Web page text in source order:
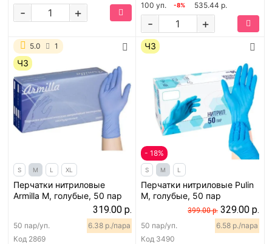
+
-
100 уп.
-8% 535.44 р.
+
-
5.0 1
ЧЗ
S M L XL
Перчатки нитриловые
Armilla M, голубые, 50 пар
319.00 р.
Код 2869
50 пар/уп. 6.38 р./пара
ЧЗ
- 18%
S M L
Перчатки нитриловые Pulin
M, голубые, 50 пар
399.00 р. 329.00 р.
Код 3490
50 пар/уп. 6.58 р./пара